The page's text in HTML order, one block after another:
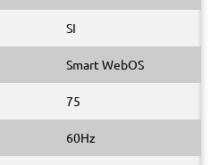
SI
Smart WebOS
75
60Hz